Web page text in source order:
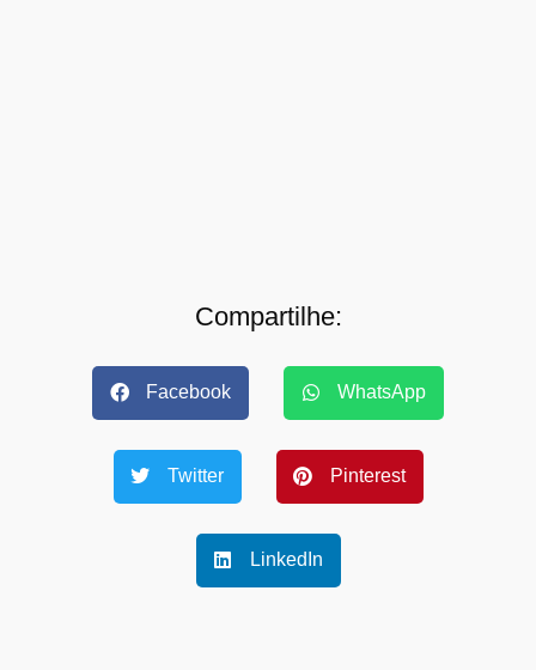
Compartilhe:
Facebook WhatsApp
Twitter Pinterest
LinkedIn